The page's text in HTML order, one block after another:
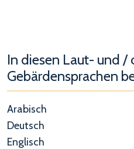
In diesen Laut- und /
Gebärdensprachen
Arabisch
Deutsch
Englisch